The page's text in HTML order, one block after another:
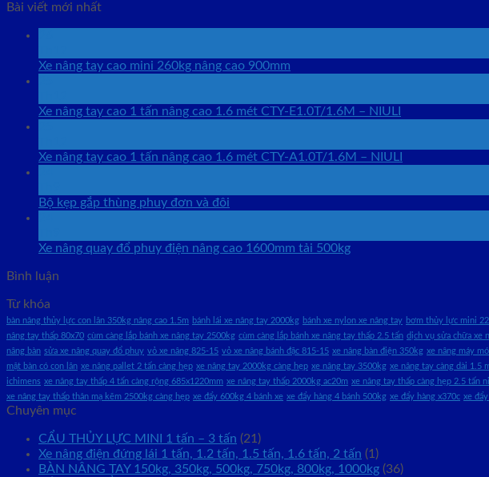
Bài viết mới nhất
Xe nâng tay cao mini 260kg nâng cao 900mm
Xe nâng tay cao 1 tấn nâng cao 1.6 mét CTY-E1.0T/1.6M – NIULI
Xe nâng tay cao 1 tấn nâng cao 1.6 mét CTY-A1.0T/1.6M – NIULI
Bộ kẹp gắp thùng phuy đơn và đôi
Xe nâng quay đổ phuy điện nâng cao 1600mm tải 500kg
Bình luận
Từ khóa
bàn nâng thủy lực con lăn 350kg nâng cao 1.5m bánh lái xe nâng tay 2000kg bánh xe nylon xe nâng tay bơm thủy lực mini
nâng tay thấp 80x70 cùm càng lắp bánh xe nâng tay 2500kg cùm càng lắp bánh xe nâng tay thấp 2.5 tấn dịch vụ sửa chữa xe
nâng bàn sửa xe nâng quay đổ phuy vỏ xe nâng 825-15 vỏ xe nâng bánh đặc 815-15 xe nâng bàn điện 350kg xe nâng máy
mặt bàn có con lăn xe nâng pallet 2 tấn càng hẹp xe nâng tay 2000kg càng hẹp xe nâng tay 3500kg xe nâng tay càng dài 1.5
ichimens xe nâng tay thấp 4 tấn càng rộng 685x1220mm xe nâng tay thấp 2000kg ac20m xe nâng tay thấp càng hẹp 2.5 tấn
xe nâng tay thấp thân mạ kẽm 2500kg càng hẹp xe đẩy 600kg 4 bánh xe xe đẩy hàng 4 bánh 500kg xe đẩy hàng x370c xe
Chuyên mục
CẨU THỦY LỰC MINI 1 tấn – 3 tấn (21)
Xe nâng điện đứng lái 1 tấn, 1.2 tấn, 1.5 tấn, 1.6 tấn, 2 tấn (1)
BÀN NÂNG TAY 150kg, 350kg, 500kg, 750kg, 800kg, 1000kg (36)